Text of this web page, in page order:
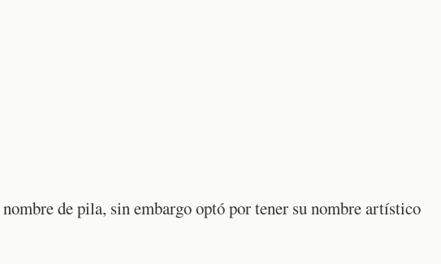
de pila, sin embargo optó por tener su nombre artístico